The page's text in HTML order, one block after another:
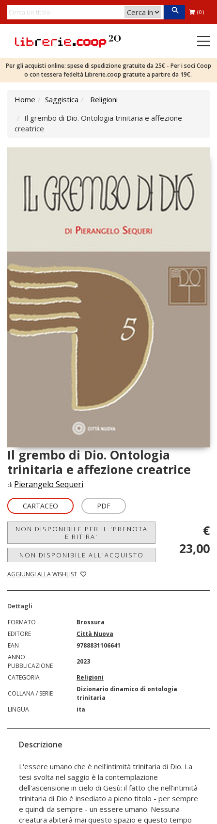
(0)
Per gli acquisti online: spese di spedizione gratuite da 25€ - Per i soci Coop
o con tessera fedeltà Librerie.coop gratuite a partire da 19€.
Home Saggistica
Religioni
Il grembo di Dio. Ontologia trinitaria e affezione
creatrice
Il grembo di Dio. Ontologia
trinitaria e affezione creatrice
di Pierangelo Sequeri
CARTACEO PDF
NON DISPONIBILE PER IL 'PRENOTA
E RITIRA'
NON DISPONIBILE ALL'ACQUISTO
AGGIUNGI ALLA WISHLIST
€
23,00
Dettagli
FORMATO
Brossura
EDITORE
Città Nuova
EAN
9788831106641
ANNO
PUBBLICAZIONE
2023
CATEGORIA
Religioni
COLLANA / SERIE
Dizionario dinamico di ontologia
trinitaria
LINGUA
ita
Descrizione
L'essere umano che è nell'intimità trinitaria di Dio. La
tesi svolta nel saggio è la contemplazione
dell'ascensione in cielo di Gesù: il fatto che nell'intimità
trinitaria di Dio è insediato a pieno titolo - per sempre
e quindi da sempre - un essere umano. Nessuna
creatura abiterà mai questo spazio e questo tempo